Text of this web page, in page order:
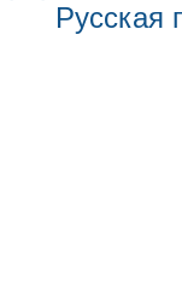
Русская